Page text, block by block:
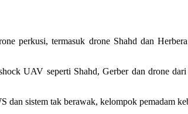
perkusi, termasuk drone Shahd dan
UAV seperti Shahd, Gerber dan drone
dan sistem tak berawak, kelompok pemadam